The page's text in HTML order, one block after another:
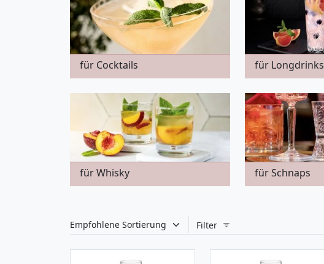
für Cocktails für Longdrinks
für Whisky für Schnaps
Filter